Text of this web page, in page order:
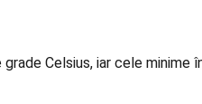
Celsius, iar cele